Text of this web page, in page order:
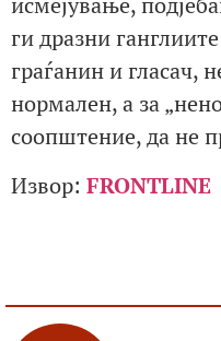
ги дразни
граѓанин и гласач,
нормален, а за
соопштение, да не
Извор: FRONTLINE